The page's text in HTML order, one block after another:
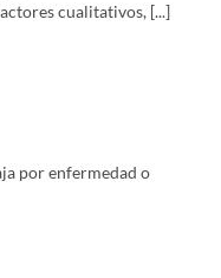
cualitativos, [...]
por enfermedad o